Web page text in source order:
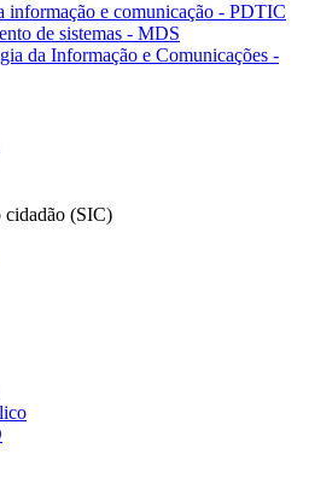
informação e comunicação - PDTIC
de sistemas - MDS
da Informação e Comunicações -
cidadão (SIC)